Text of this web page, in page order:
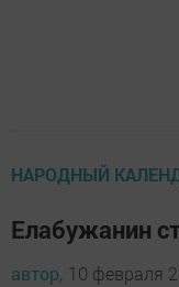
НАРОДНЫЙ
Елабужанин
автор, 10 февраля